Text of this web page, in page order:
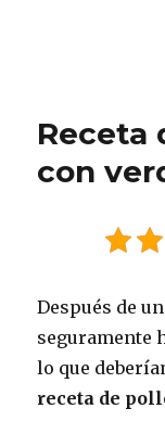
Receta
con
Después de
seguramente
lo que
receta de